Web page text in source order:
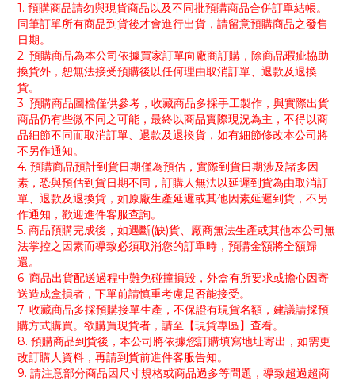
1. 預購商品請勿與現貨商品以及不同批預購商品合併訂單結帳。
同筆訂單所有商品到貨後才會進行出貨，請留意預購商品之發售
日期。
2. 預購商品為本公司依據買家訂單向廠商訂購，除商品瑕疵協助
換貨外，恕無法接受預購後以任何理由取消訂單、退款及退換
貨。
3. 預購商品圖檔僅供參考，收藏商品多採手工製作，與實際出貨
商品仍有些微不同之可能，最終以商品實際現況為主，不得以商
品細節不同而取消訂單、退款及退換貨，如有細節修改本公司將
不另作通知。
4. 預購商品預計到貨日期僅為預估，實際到貨日期涉及諸多因
素，恐與預估到貨日期不同，訂購人無法以延遲到貨為由取消訂
單、退款及退換貨，如原廠生產延遲或其他因素延遲到貨，不另
作通知，歡迎進件客服查詢。
5. 商品預購完成後，如遇斷(缺)貨、廠商無法生產或其他本公司無
法掌控之因素而導致必須取消您的訂單時，預購金額將全額歸
還。
6. 商品出貨配送過程中難免碰撞損毀，外盒有所要求或擔心因寄
送造成盒損者，下單前請慎重考慮是否能接受。
7. 收藏商品多採預購接單生產，不保證有現貨名額，建議請採預
購方式購買。欲購買現貨者，請至【現貨專區】查看。
8. 預購商品到貨後，本公司將依據您訂購填寫地址寄出，如需更
改訂購人資料，再請到貨前進件客服告知。
9. 請注意部分商品因尺寸規格或商品過多等問題，導致超過超商